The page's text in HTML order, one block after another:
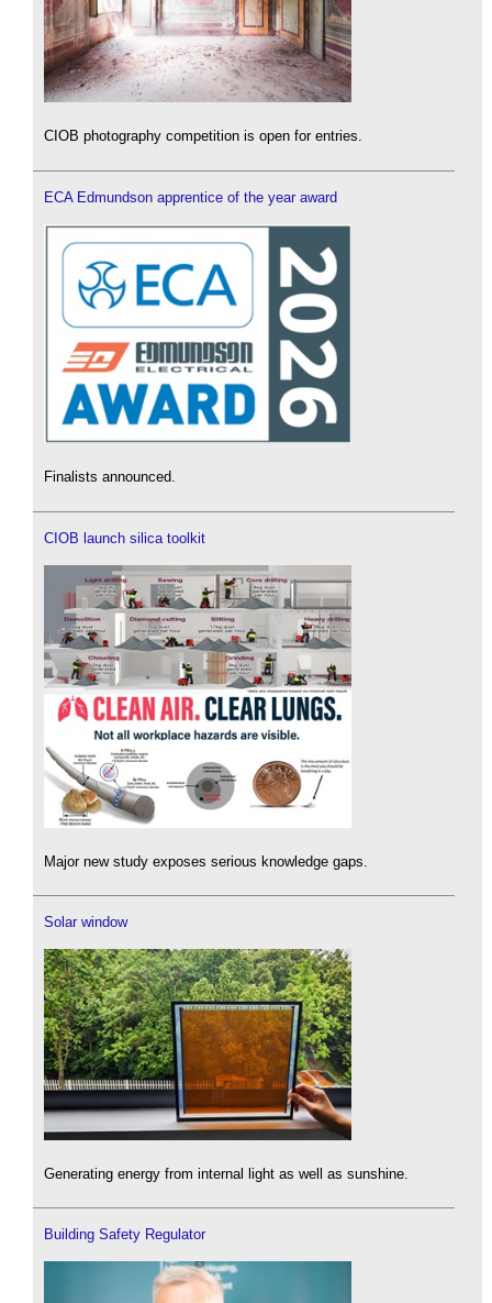
CIOB photography competition is open for entries.
ECA Edmundson apprentice of the year award
Finalists announced.
CIOB launch silica toolkit
Major new study exposes serious knowledge gaps.
Solar window
Generating energy from internal light as well as sunshine.
Building Safety Regulator